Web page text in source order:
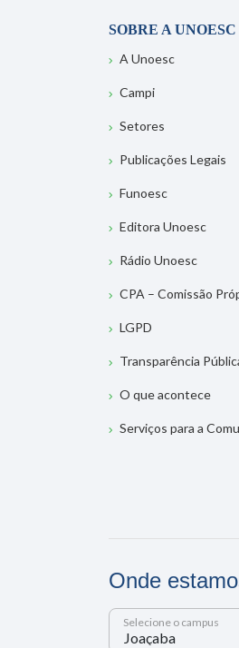
SOBRE A UNOESC
A Unoesc
Campi
Setores
Publicações Legais
Funoesc
Editora Unoesc
Rádio Unoesc
CPA – Comissão
LGPD
Transparência
O que acontece
Serviços para a
Onde
Selecione o campus